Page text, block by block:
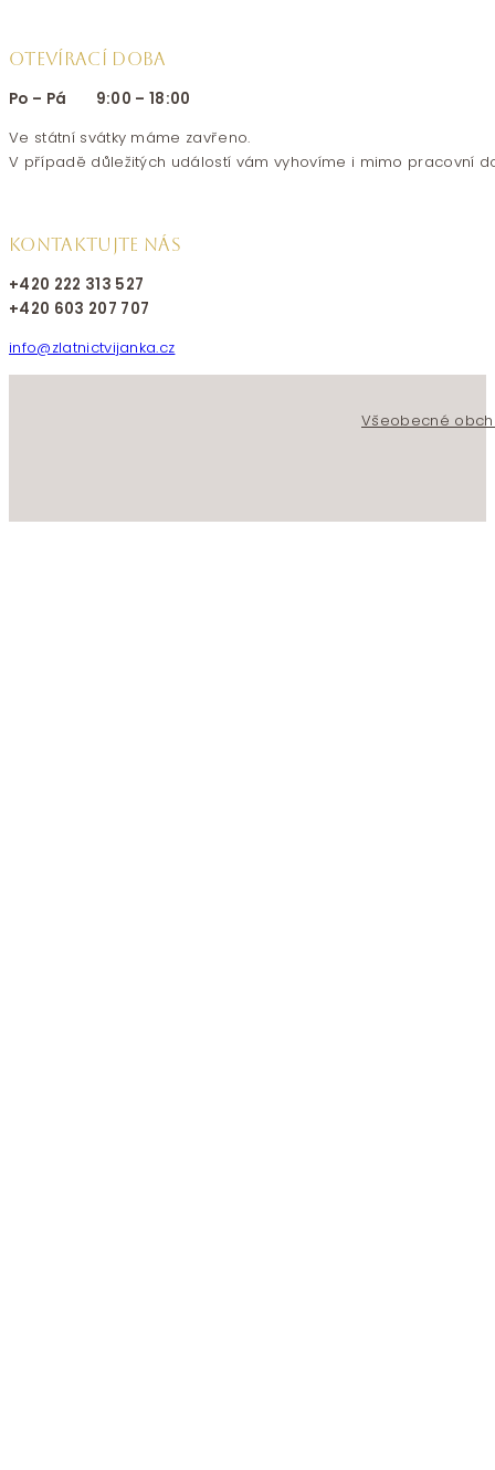
OTEVÍRACÍ DOBA
Po – Pá 9:00 – 18:00
Ve státní svátky máme zavřeno.
V případě důležitých událostí vám vyhovíme i mimo pracovní
KONTAKTUJTE NÁS
+420 222 313 527
+420 603 207 707
info@zlatnictvijanka.cz
Všeobecné